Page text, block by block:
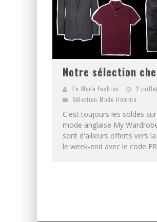
Notre sélection
En Mode Fashion
2
Sélection Mode Homme
C'est toujours les soldes
mode anglaise My
sont d'ailleurs offerts vers
le week-end avec le code